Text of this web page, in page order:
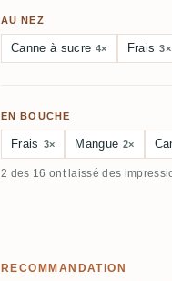
AU NEZ
Canne à sucre 4× Frais 3×
EN BOUCHE
Frais 3× Mangue 2×
2 des 16 ont laissé des
RECOMMANDATION